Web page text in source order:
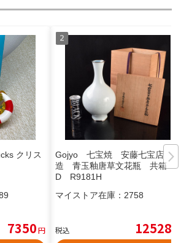
クリス
7350円
Gojyo 七宝焼 安藤七宝店
造 青玉釉唐草文花瓶 共箱
D R9181H
マイストア在庫： 2758
税込 12528